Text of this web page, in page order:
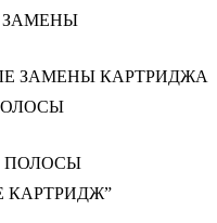
ЗАМЕНЫ
КАРТРИДЖ”